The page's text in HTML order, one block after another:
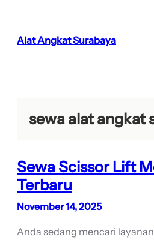
konten
Alat Angkat Surabaya
sewa alat angkat
Sewa Scissor Lift
Terbaru
November 14, 2025
Anda sedang mencari